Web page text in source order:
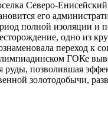
Северо-Енисейский
его
полной изоляции и
одно из
переход к
ГОКе
позволившая
золотодобычи,